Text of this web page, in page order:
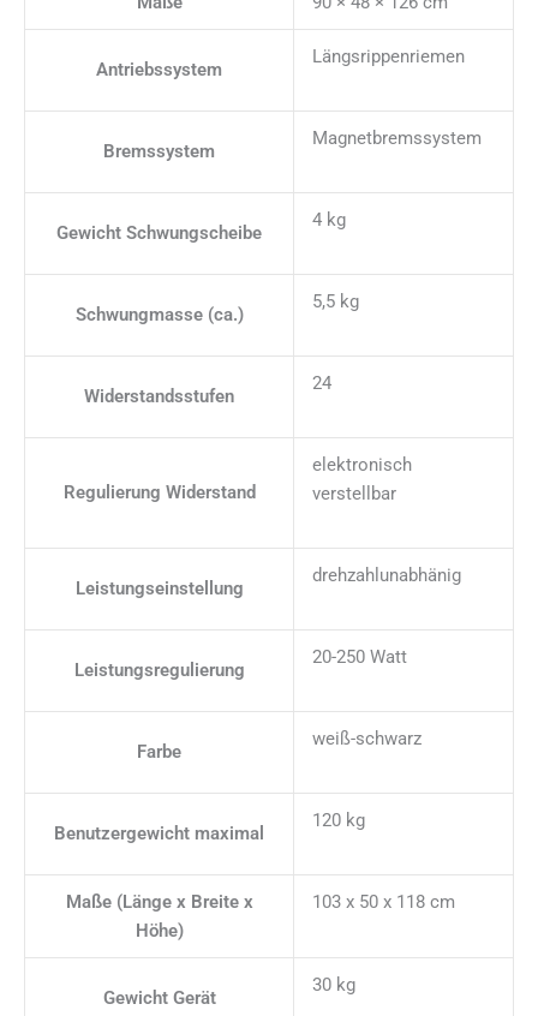
Antriebssystem
Längsrippenriemen
Bremssystem
Magnetbremssystem
Gewicht Schwungscheibe
4 kg
Schwungmasse (ca.)
5,5 kg
Widerstandsstufen
24
Regulierung Widerstand
elektronisch
verstellbar
Leistungseinstellung
drehzahlunabhänig
Leistungsregulierung
20-250 Watt
Farbe
weiß-schwarz
Benutzergewicht maximal
120 kg
Maße (Länge x Breite x
Höhe)
103 x 50 x 118 cm
Gewicht Gerät
30 kg